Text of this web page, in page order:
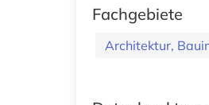
Fachgebiete
Architektur,